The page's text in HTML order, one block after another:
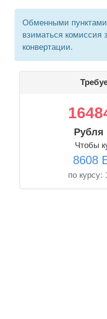
Обменными
взиматься комиссия
конвертации.
Чтобы
8608
по курсу: